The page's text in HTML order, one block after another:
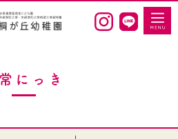
にっき